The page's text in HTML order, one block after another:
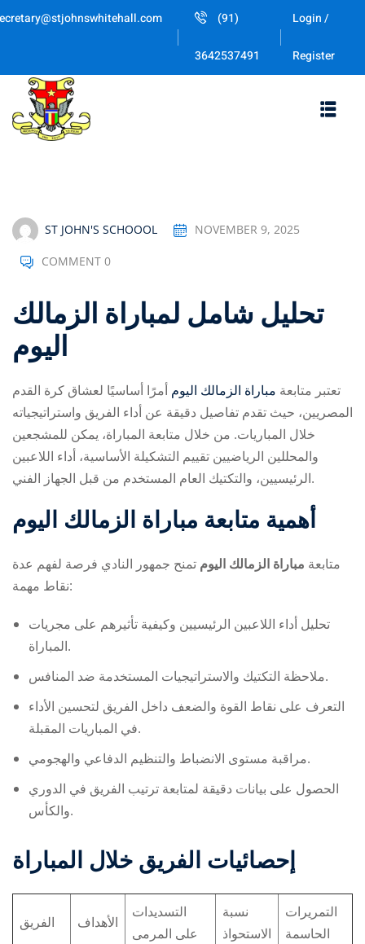
Skip
(91)
3642537491
Login /
Register
ST JOHN'S SCHOOOL NOVEMBER 9, 2025
COMMENT 0
تحليل شامل لمباراة الزمالك
اليوم
تعتبر متابعة مباراة الزمالك اليوم أمرًا أساسيًا لعشاق كرة القدم
المصريين، حيث تقدم تفاصيل دقيقة عن أداء الفريق واستراتيجياته
خلال المباريات. من خلال متابعة المباراة، يمكن للمشجعين
والمحللين الرياضيين تقييم التشكيلة الأساسية، أداء اللاعبين
الرئيسيين، والتكتيك العام المستخدم من قبل الجهاز الفني.
أهمية متابعة مباراة الزمالك اليوم
متابعة مباراة الزمالك اليوم تمنح جمهور النادي فرصة لفهم عدة
نقاط مهمة:
تحليل أداء اللاعبين الرئيسيين وكيفية تأثيرهم على مجريات
المباراة.
ملاحظة التكتيك والاستراتيجيات المستخدمة ضد المنافس.
التعرف على نقاط القوة والضعف داخل الفريق لتحسين الأداء
في المباريات المقبلة.
مراقبة مستوى الانضباط والتنظيم الدفاعي والهجومي.
الحصول على بيانات دقيقة لمتابعة ترتيب الفريق في الدوري
والكأس.
إحصائيات الفريق خلال المباراة
الفريق الأهداف
التسديدات
على المرمى
نسبة
الاستحواذ
التمريرات
الحاسمة